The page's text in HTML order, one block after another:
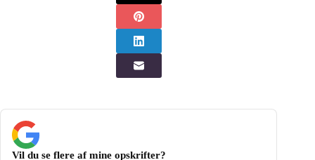
Vil du se flere af mine opskrifter?